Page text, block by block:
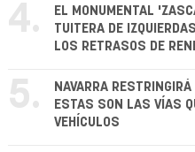
4.
EL MONUMENTAL
TUITERA DE
LOS RETRASOS DE
5.
NAVARRA
ESTAS SON LAS VÍAS
VEHÍCULOS